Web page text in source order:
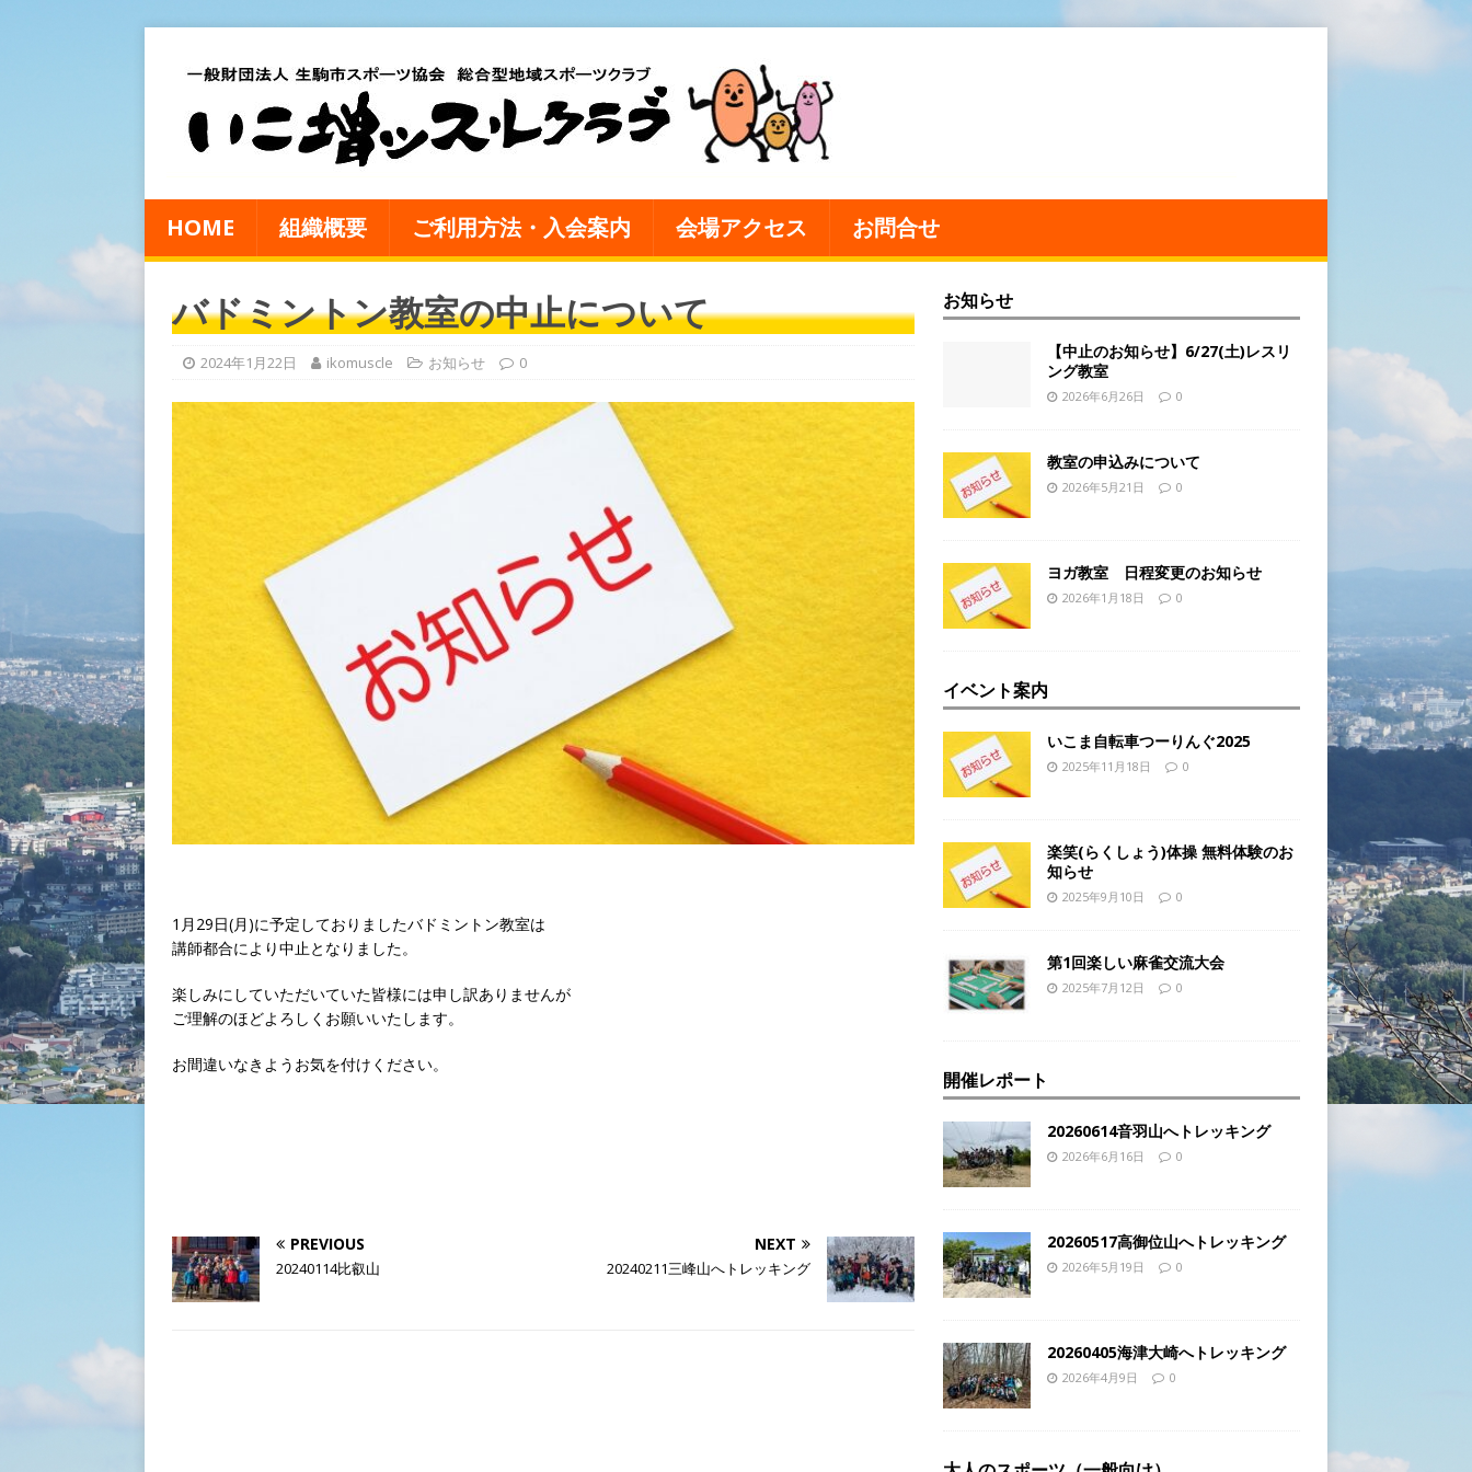
HOME 組織概要 ご利用方法・入会案内 会場アクセス お問合せ
バドミントン教室の中止について
2024年1月22日 ikomuscle お知らせ 0
1月29日(月)に予定しておりましたバドミントン教室は
講師都合により中止となりました。
楽しみにしていただいていた皆様には申し訳ありませんが
ご理解のほどよろしくお願いいたします。
お間違いなきようお気を付けください。
PREVIOUS
20240114比叡山
NEXT
20240211三峰山へトレッキング
お知らせ
【中止のお知らせ】6/27(土)レスリ
ング教室
2026年6月26日 0
教室の申込みについて
2026年5月21日 0
ヨガ教室 日程変更のお知らせ
2026年1月18日 0
イベント案内
いこま自転車つーりんぐ2025
2025年11月18日 0
楽笑(らくしょう)体操 無料体験のお
知らせ
2025年9月10日 0
第1回楽しい麻雀交流大会
2025年7月12日 0
開催レポート
20260614音羽山へトレッキング
2026年6月16日 0
20260517高御位山へトレッキング
2026年5月19日 0
20260405海津大崎へトレッキング
2026年4月9日 0